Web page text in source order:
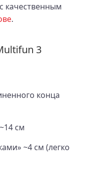
качественным
.
3
конца
см
~4 см (легко